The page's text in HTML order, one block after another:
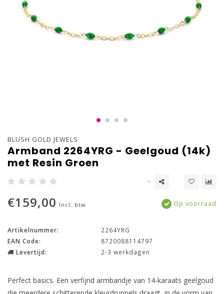
BLUSH GOLD JEWELS
Armband 2264YRG - Geelgoud (14k)
met Resin Groen
€159,00 Incl. btw Op voorraad
Artikelnummer:
2264YRG
EAN Code:
8720088114797
Levertijd:
2-3 werkdagen
Perfect basics. Een verfijnd armbandje van 14-karaats geelgoud